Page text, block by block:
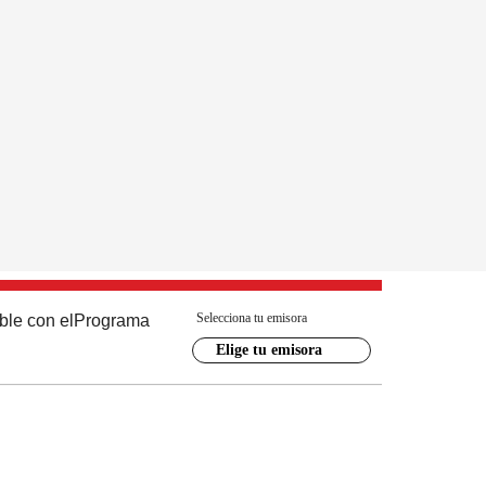
con el Programa Selecciona tu emisora
Elige tu emisora